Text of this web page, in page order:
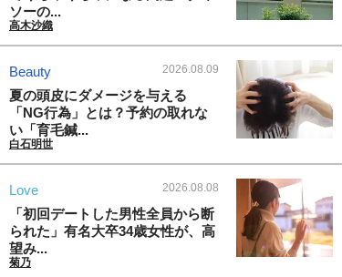
ソーの...
高木沙織
Beauty 2026.08.09
夏の頭皮にダメージを与える
「NG行為」とは？予約の取れな
い「育毛鍼...
白石明世
Love 2026.08.08
「初回デートした男性全員から断
られた」有名大卒34歳女性が、高
望み...
菊乃